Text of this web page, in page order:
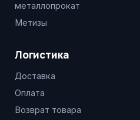
металлопрокат
Метизы
Логистика
Доставка
Оплата
Возврат товара